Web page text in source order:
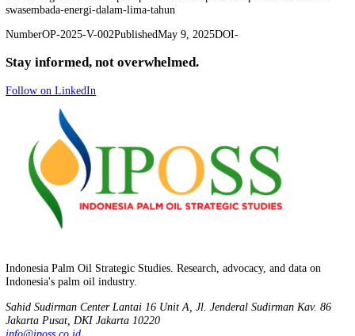
tahun memang merupakan target yang ambisius. Meski arah
perlu didukung, realisasi di lapangan akan memerlukan strategi yang
lebih komprehensif dan waktu yang tidak singkat.
ketergantungan pada impor BBM. Namun, untuk mengubah ambisi
sektor, serta kesadaran bahwa transisi energi adalah proses panjang
tidak bisa diselesaikan dalam waktu singkat. Kita patut mendukung
kebijakan ini, tetapi juga perlu realistis dan kritis dalam melihat peta
jalannya.
How to Cite
Copy citation
Thamrin, Y. O. (2025). Mampukah Indonesia Swasembada Energi
Lima Tahun?. IPOSS Researcher Opinion, OP-2025-V-002.
Oil Strategic Studies. https://iposs.co.id/en/opini/mampukah-
swasembada-energi-dalam-lima-tahun
Stay informed, not overwhelmed.
Follow on LinkedIn